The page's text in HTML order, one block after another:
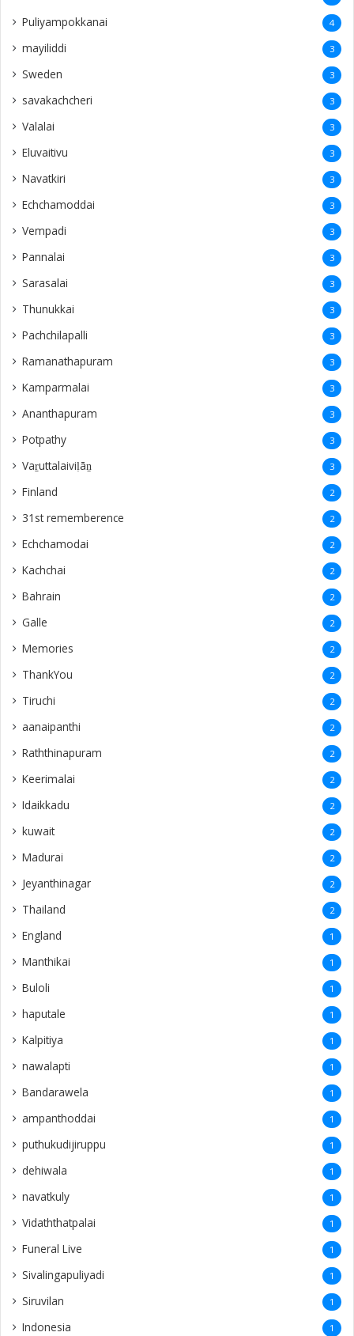
Puliyampokkanai 4
mayiliddi 3
Sweden 3
savakachcheri 3
Valalai 3
Eluvaitivu 3
Navatkiri 3
Echchamoddai 3
Vempadi 3
Pannalai 3
Sarasalai 3
Thunukkai 3
Pachchilapalli 3
Ramanathapuram 3
Kamparmalai 3
Ananthapuram 3
‎Potpathy 3
Vaṟuttalaiviḷāṉ 3
Finland 2
31st rememberence 2
Echchamodai 2
Kachchai 2
Bahrain 2
Galle 2
Memories 2
ThankYou 2
Tiruchi 2
aanaipanthi 2
Raththinapuram 2
Keerimalai 2
Idaikkadu 2
kuwait 2
Madurai 2
Jeyanthinagar 2
Thailand 2
England 1
Manthikai 1
Buloli 1
haputale 1
Kalpitiya 1
nawalapti 1
Bandarawela 1
ampanthoddai 1
puthukudijiruppu 1
dehiwala 1
navatkuly 1
Vidaththatpalai 1
Funeral Live 1
Sivalingapuliyadi 1
Siruvilan 1
Indonesia 1